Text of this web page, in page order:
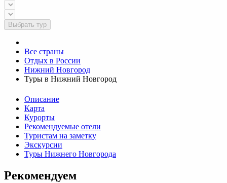
Выбрать тур
Все страны
Отдых в России
Нижний Новгород
Туры в Нижний Новгород
Описание
Карта
Курорты
Рекомендуемые отели
Туристам на заметку
Экскурсии
Туры Нижнего Новгорода
Рекомендуем